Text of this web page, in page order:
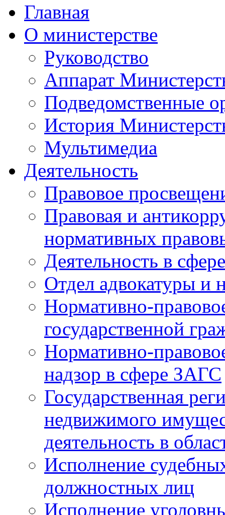
Главная
О министерстве
Руководство
Аппарат
Подведомственные
История
Мультимедиа
Деятельность
Правовое
Правовая и
нормативных
Деятельность в
Отдел адвокатуры и
Нормативно-
государственной
Нормативно-
надзор в сфере ЗАГС
Государственная
недвижимого
деятельность в
Исполнение
должностных лиц
Исполнение